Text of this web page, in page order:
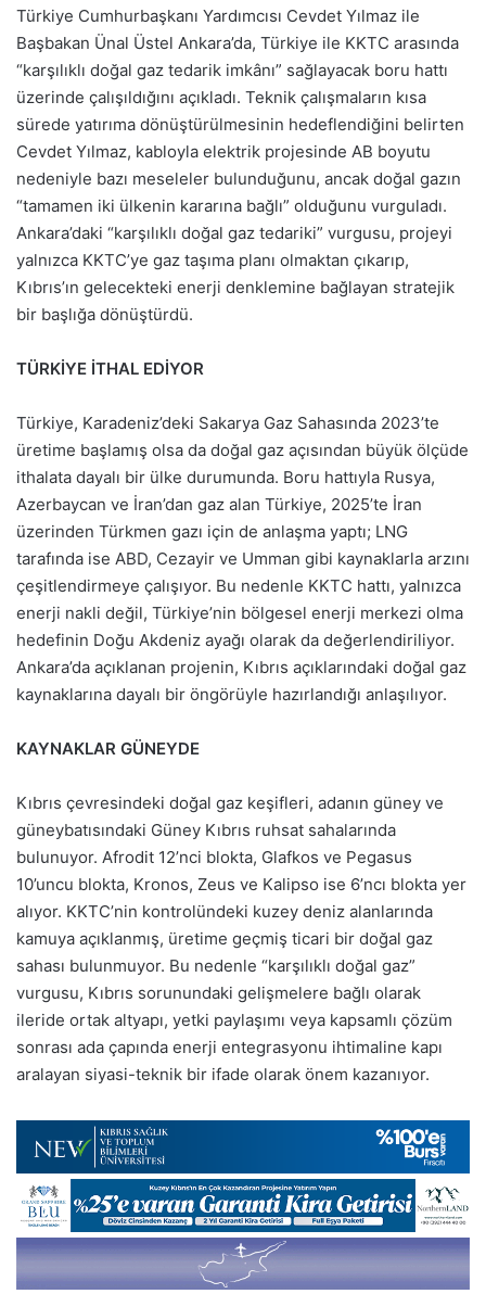
Türkiye Cumhurbaşkanı Yardımcısı Cevdet Yılmaz ile
Başbakan Ünal Üstel Ankara’da, Türkiye ile KKTC arasında
“karşılıklı doğal gaz tedarik imkânı” sağlayacak boru hattı
üzerinde çalışıldığını açıkladı. Teknik çalışmaların kısa
sürede yatırıma dönüştürülmesinin hedeflendiğini belirten
Cevdet Yılmaz, kabloyla elektrik projesinde AB boyutu
nedeniyle bazı meseleler bulunduğunu, ancak doğal gazın
“tamamen iki ülkenin kararına bağlı” olduğunu vurguladı.
Ankara’daki “karşılıklı doğal gaz tedariki” vurgusu, projeyi
yalnızca KKTC’ye gaz taşıma planı olmaktan çıkarıp,
Kıbrıs’ın gelecekteki enerji denklemine bağlayan stratejik
bir başlığa dönüştürdü.
TÜRKİYE İTHAL EDİYOR
Türkiye, Karadeniz’deki Sakarya Gaz Sahasında 2023’te
üretime başlamış olsa da doğal gaz açısından büyük ölçüde
ithalata dayalı bir ülke durumunda. Boru hattıyla Rusya,
Azerbaycan ve İran’dan gaz alan Türkiye, 2025’te İran
üzerinden Türkmen gazı için de anlaşma yaptı; LNG
tarafında ise ABD, Cezayir ve Umman gibi kaynaklarla arzını
çeşitlendirmeye çalışıyor. Bu nedenle KKTC hattı, yalnızca
enerji nakli değil, Türkiye’nin bölgesel enerji merkezi olma
hedefinin Doğu Akdeniz ayağı olarak da değerlendiriliyor.
Ankara’da açıklanan projenin, Kıbrıs açıklarındaki doğal gaz
kaynaklarına dayalı bir öngörüyle hazırlandığı anlaşılıyor.
KAYNAKLAR GÜNEYDE
Kıbrıs çevresindeki doğal gaz keşifleri, adanın güney ve
güneybatısındaki Güney Kıbrıs ruhsat sahalarında
bulunuyor. Afrodit 12’nci blokta, Glafkos ve Pegasus
10’uncu blokta, Kronos, Zeus ve Kalipso ise 6’ncı blokta yer
alıyor. KKTC’nin kontrolündeki kuzey deniz alanlarında
kamuya açıklanmış, üretime geçmiş ticari bir doğal gaz
sahası bulunmuyor. Bu nedenle “karşılıklı doğal gaz”
vurgusu, Kıbrıs sorunundaki gelişmelere bağlı olarak
ileride ortak altyapı, yetki paylaşımı veya kapsamlı çözüm
sonrası ada çapında enerji entegrasyonu ihtimaline kapı
aralayan siyasi-teknik bir ifade olarak önem kazanıyor.